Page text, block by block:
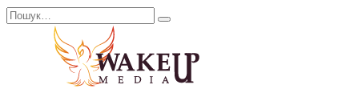
Перейти
Search